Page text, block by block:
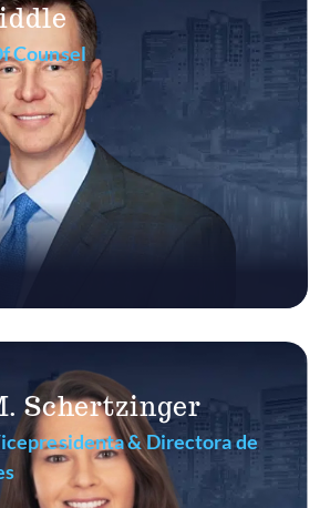
Counsel
Schertzinger
& Directora de